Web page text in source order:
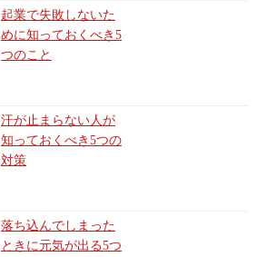
起業で失敗しないた
めに知っておくべき5
つのこと
汗が止まらない人が
知っておくべき5つの
対策
落ち込んでしまった
ときに元気が出る5つ